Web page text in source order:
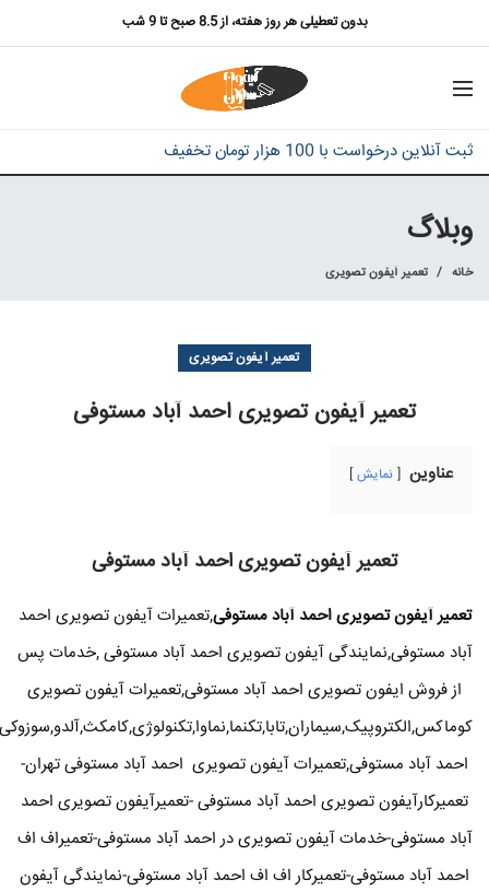
بدون تعطیلی هر روز هفته، از 8.5 صبح تا 9 شب
ثبت آنلاین درخواست با 100 هزار تومان تخفیف
وبلاگ
خانه تعمیر آیفون تصویری
تعمیر آیفون تصویری
تعمیر آیفون تصویری احمد آباد مستوفی
عناوین نمایش
تعمیر آیفون تصویری احمد آباد مستوفی
تعمیر آیفون تصویری احمد آباد مستوفی,تعمیرات آیفون تصویری احمد
آباد مستوفی,نمایندگی آیفون تصویری احمد آباد مستوفی ,خدمات پس
از فروش ایفون تصویری احمد آباد مستوفی,تعمیرات آیفون تصویری
کوماکس,الکتروپیک,سیماران,تابا,تکنما,نماوا,تکنولوژی,کامکث,آلدو,سوزوکی
احمد آباد مستوفی,تعمیرات آیفون تصویری احمد آباد مستوفی تهران-
تعمیرکارآیفون تصویری احمد آباد مستوفی -تعمیرآیفون تصویری احمد
آباد مستوفی-خدمات آیفون تصویری در احمد آباد مستوفی-تعمیراف اف
احمد آباد مستوفی-تعمیرکار اف اف احمد آباد مستوفی-نمایندگی آیفون